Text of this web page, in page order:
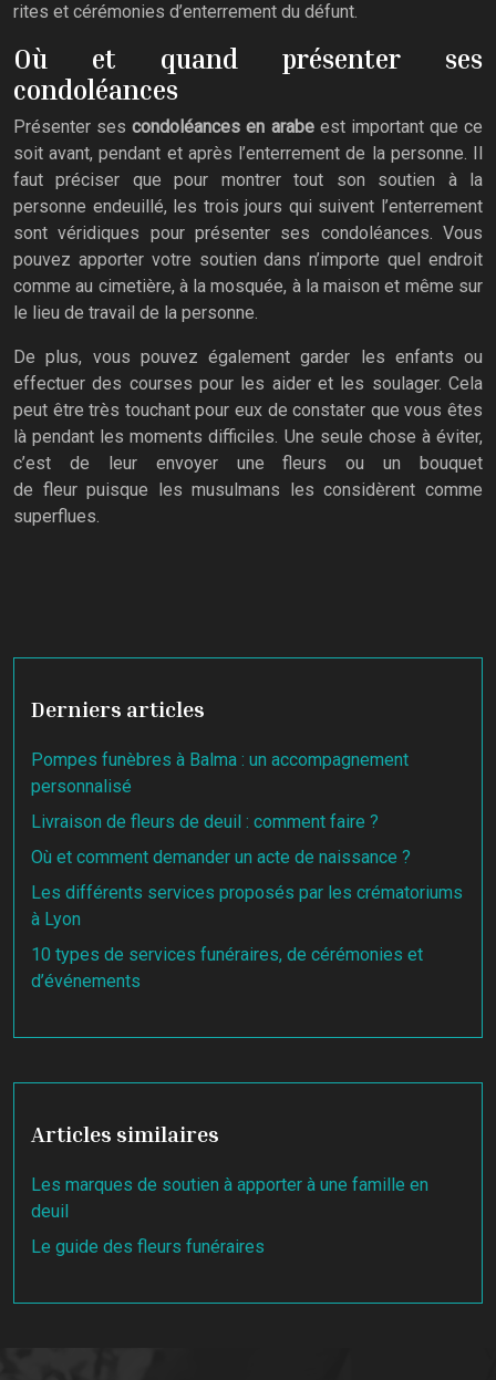
rites et cérémonies d’enterrement du défunt.
Où et quand présenter ses
condoléances
Présenter sescondoléances en arabeest important que ce
soit avant, pendant et après l’enterrement de la personne. Il
faut préciser que pour montrer tout son soutien à la
personne endeuillé, les trois jours qui suivent l’enterrement
sont véridiques pour présenter ses condoléances. Vous
pouvez apporter votre soutien dans n’importe quel endroit
comme au cimetière, à la mosquée, à la maison et même sur
le lieu de travail de la personne.
De plus, vous pouvez également garder les enfants ou
effectuer des courses pour les aider et les soulager. Cela
peut être très touchant pour eux de constater que vous êtes
là pendant les moments difficiles. Une seule chose à éviter,
c’est de leur envoyer une fleurs ou un bouquet
de fleur puisque les musulmans les considèrent comme
superflues.
Derniers articles
Pompes funèbres à Balma : un accompagnement
personnalisé
Livraison de fleurs de deuil : comment faire ?
Où et comment demander un acte de naissance ?
Les différents services proposés par les crématoriums
à Lyon
10 types de services funéraires, de cérémonies et
d’événements
Articles similaires
Les marques de soutien à apporter à une famille en
deuil
Le guide des fleurs funéraires